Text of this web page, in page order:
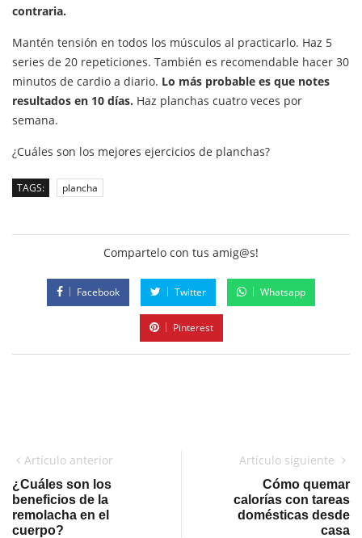
contraria.
Mantén tensión en todos los músculos al practicarlo. Haz 5
series de 20 repeticiones. También es recomendable hacer 30
minutos de cardio a diario. Lo más probable es que notes
resultados en 10 días. Haz planchas cuatro veces por
semana.
¿Cuáles son los mejores ejercicios de planchas?
TAGS: plancha
Compartelo con tus amig@s!
Facebook Twitter Whatsapp
Pinterest
Artículo anterior
¿Cuáles son los
beneficios de la
remolacha en el
cuerpo?
Artículo siguiente
Cómo quemar
calorías con tareas
domésticas desde
casa